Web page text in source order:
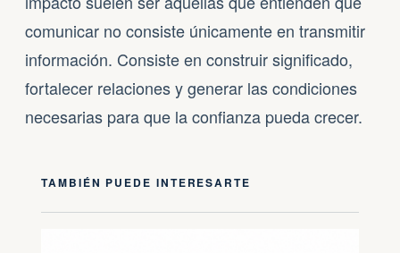
comunicar no consiste únicamente en transmitir
información. Consiste en construir significado,
fortalecer relaciones y generar las condiciones
necesarias para que la confianza pueda crecer.
TAMBIÉN PUEDE INTERESARTE